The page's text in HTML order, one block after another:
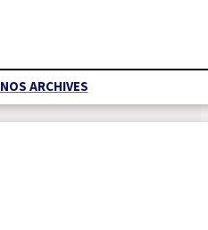
NOS ARCHIVES